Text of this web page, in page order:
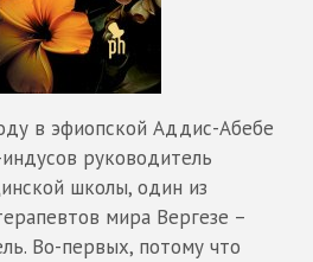
в эфиопской Аддис-Абебе
руководитель
школы, один из
мира Вергезе –
Во-первых, потому что